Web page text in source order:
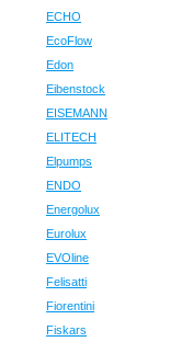
ECHO
EcoFlow
Edon
Eibenstock
EISEMANN
ELITECH
Elpumps
ENDO
Energolux
Eurolux
EVOline
Felisatti
Fiorentini
Fiskars